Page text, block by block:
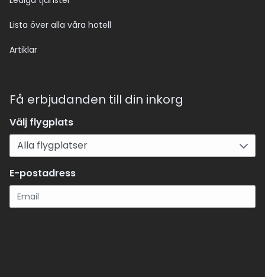
Lista över alla våra hotell
Artiklar
Få erbjudanden till din inkorg
Välj flygplats
E-postadress